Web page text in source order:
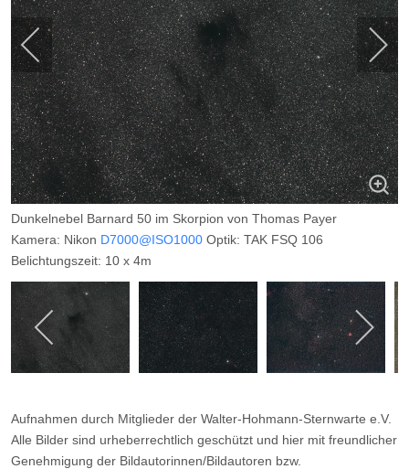
Dunkelnebel Barnard 50 im Skorpion von Thomas Payer
Kamera: Nikon D7000@ISO1000 Optik: TAK FSQ 106
Belichtungszeit: 10 x 4m
Filter: ---
Ort: Namibia
Datum: ---
Aufnahmen durch Mitglieder der Walter-Hohmann-Sternwarte e.V.
Alle Bilder sind urheberrechtlich geschützt und hier mit freundlicher
Genehmigung der Bildautorinnen/Bildautoren bzw.